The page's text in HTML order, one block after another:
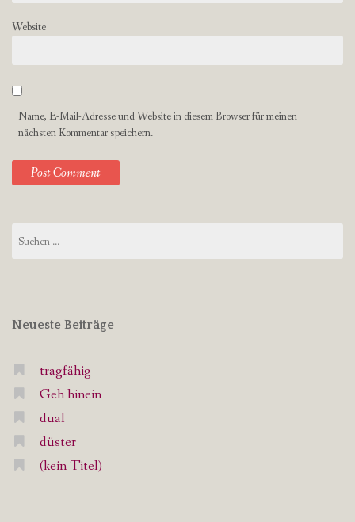
Website
Name, E-Mail-Adresse und Website in diesem Browser für meinen
nächsten Kommentar speichern.
nach:
Neueste Beiträge
tragfähig
Geh hinein
dual
düster
(kein Titel)